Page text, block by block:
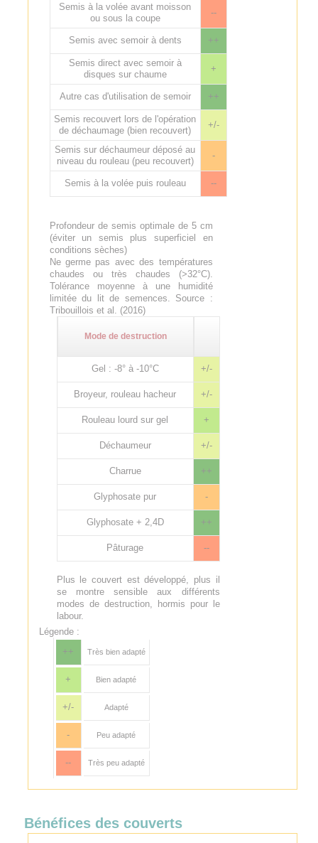
Semis à la volée avant moisson
ou sous la coupe
--
Semis avec semoir à dents ++
Semis direct avec semoir à
disques sur chaume
+
Autre cas d'utilisation de semoir ++
Semis recouvert lors de l'opération
de déchaumage (bien recouvert)
+/-
Semis sur déchaumeur déposé au
niveau du rouleau (peu recouvert)
-
Semis à la volée puis rouleau --
Profondeur de semis optimale de 5 cm
(éviter un semis plus superficiel en
conditions sèches)
Ne germe pas avec des températures
chaudes ou très chaudes (>32°C).
Tolérance moyenne à une humidité
limitée du lit de semences. Source :
Tribouillois et al. (2016)
Mode de destruction
Gel : -8° à -10°C +/-
Broyeur, rouleau hacheur +/-
Rouleau lourd sur gel +
Déchaumeur +/-
Charrue ++
Glyphosate pur -
Glyphosate + 2,4D ++
Pâturage --
Plus le couvert est développé, plus il
se montre sensible aux différents
modes de destruction, hormis pour le
labour.
Légende :
++
Très bien adapté
+ Bien adapté
+/- Adapté
- Peu adapté
-- Très peu adapté
Bénéfices des couverts